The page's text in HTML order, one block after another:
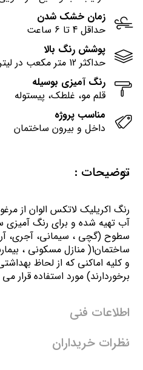
زمان خشک شدن
حداقل 4 تا 6 ساعت
پوشش رنگ بالا
حداکثر 12 متر مکعب در لیتر
رنگ آمیزی بوسیله
قلم مو، غلطک، پیستوله
مناسب پروژه
داخل و بیرون ساختمان
توضیحات :
رنگ اكريليك لاتكس الوان از
آب تهيه شده و برای رنگ آمیزی
سطوح (گچی ، سیمانی، آجری،
ساختمان1( منازل مسكوني
و كليه اماكني كه از لحاظ
برخوردارند) مورد استفاده قرار
اطلاعات فنی
نظرات خریداران